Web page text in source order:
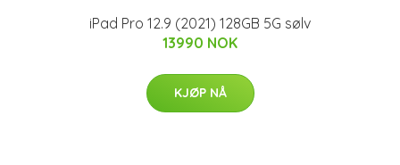
iPad Pro 12.9 (2021) 128GB 5G sølv
13990 NOK
KJØP NÅ